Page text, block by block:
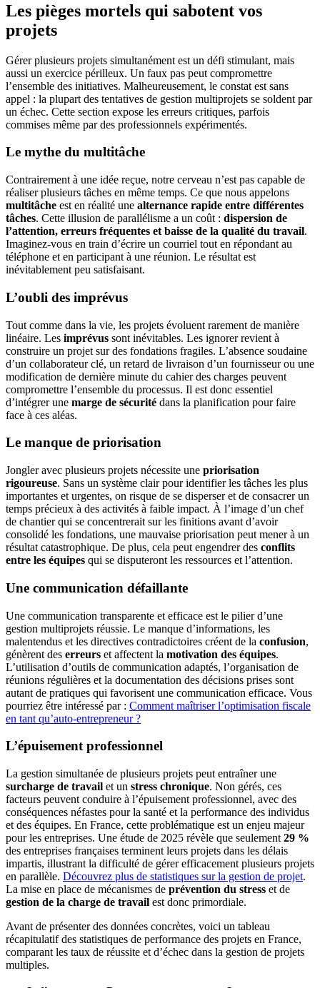
Les pièges mortels qui sabotent vos
projets
Gérer plusieurs projets simultanément est un défi stimulant, mais
aussi un exercice périlleux. Un faux pas peut compromettre
l’ensemble des initiatives. Malheureusement, le constat est sans
appel : la plupart des tentatives de gestion multiprojets se soldent par
un échec. Cette section expose les erreurs critiques, parfois
commises même par des professionnels expérimentés.
Le mythe du multitâche
Contrairement à une idée reçue, notre cerveau n’est pas capable de
réaliser plusieurs tâches en même temps. Ce que nous appelons
multitâche est en réalité une alternance rapide entre différentes
tâches. Cette illusion de parallélisme a un coût : dispersion de
l’attention, erreurs fréquentes et baisse de la qualité du travail.
Imaginez-vous en train d’écrire un courriel tout en répondant au
téléphone et en participant à une réunion. Le résultat est
inévitablement peu satisfaisant.
L’oubli des imprévus
Tout comme dans la vie, les projets évoluent rarement de manière
linéaire. Les imprévus sont inévitables. Les ignorer revient à
construire un projet sur des fondations fragiles. L’absence soudaine
d’un collaborateur clé, un retard de livraison d’un fournisseur ou une
modification de dernière minute du cahier des charges peuvent
compromettre l’ensemble du processus. Il est donc essentiel
d’intégrer une marge de sécurité dans la planification pour faire
face à ces aléas.
Le manque de priorisation
Jongler avec plusieurs projets nécessite une priorisation
rigoureuse. Sans un système clair pour identifier les tâches les plus
importantes et urgentes, on risque de se disperser et de consacrer un
temps précieux à des activités à faible impact. À l’image d’un chef
de chantier qui se concentrerait sur les finitions avant d’avoir
consolidé les fondations, une mauvaise priorisation peut mener à un
résultat catastrophique. De plus, cela peut engendrer des conflits
entre les équipes qui se disputeront les ressources et l’attention.
Une communication défaillante
Une communication transparente et efficace est le pilier d’une
gestion multiprojets réussie. Le manque d’informations, les
malentendus et les directives contradictoires créent de la confusion,
génèrent des erreurs et affectent la motivation des équipes.
L’utilisation d’outils de communication adaptés, l’organisation de
réunions régulières et la documentation des décisions prises sont
autant de pratiques qui favorisent une communication efficace. Vous
pourriez être intéressé par : Comment maîtriser l’optimisation fiscale
en tant qu’auto-entrepreneur ?
L’épuisement professionnel
La gestion simultanée de plusieurs projets peut entraîner une
surcharge de travail et un stress chronique. Non gérés, ces
facteurs peuvent conduire à l’épuisement professionnel, avec des
conséquences néfastes pour la santé et la performance des individus
et des équipes. En France, cette problématique est un enjeu majeur
pour les entreprises. Une étude de 2025 révèle que seulement 29 %
des entreprises françaises terminent leurs projets dans les délais
impartis, illustrant la difficulté de gérer efficacement plusieurs projets
en parallèle. Découvrez plus de statistiques sur la gestion de projet.
La mise en place de mécanismes de prévention du stress et de
gestion de la charge de travail est donc primordiale.
Avant de présenter des données concrètes, voici un tableau
récapitulatif des statistiques de performance des projets en France,
comparant les taux de réussite et d’échec dans la gestion de projets
multiples.